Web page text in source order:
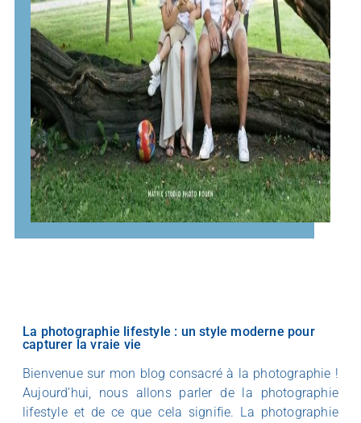
La photographie lifestyle : un style moderne pour
capturer la vraie vie
Bienvenue sur mon blog consacré à la photographie !
Aujourd’hui, nous allons parler de la photographie
lifestyle et de ce que cela signifie. La photographie